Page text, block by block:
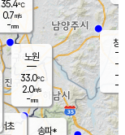
창
-
-m/
-
노원
33.0℃
2.0m/s
-mm
송파*
서초
35.4℃
0.7m/s
-mm